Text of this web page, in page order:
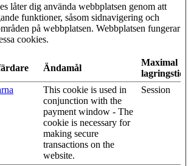
låter dig använda webbplatsen genom att
funktioner, såsom sidnavigering och
på webbplatsen. Webbplatsen fungerar
cookies.
Ändamål
Maximal
lagringstid
This cookie is used in
conjunction with the
payment window - The
cookie is necessary for
making secure
transactions on the
website.
Session